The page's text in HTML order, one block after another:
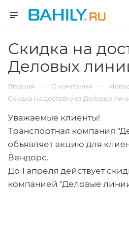
Скидка на
Деловых
Главная — О компании —
Скидка на доставку от Деловых
Уважаемые клиенты!
Транспортная компания
объявляет акцию для
Вендорс.
До 1 апреля действует
компанией "Деловые